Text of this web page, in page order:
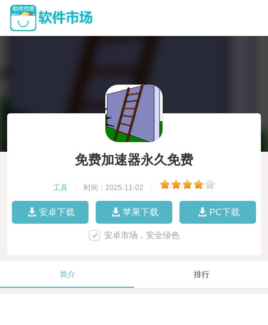
免费加速器永久免费
工具 时间：2025-11-02
安卓下载 苹果下载 PC下载
安卓市场，安全绿色
简介 排行